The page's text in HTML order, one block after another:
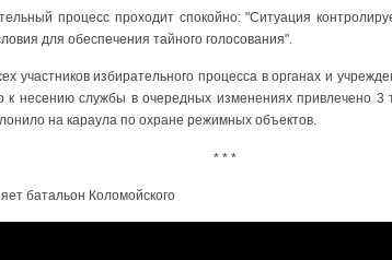
процесс проходит спокойно: "Ситуация
для обеспечения тайного голосования".
участников избирательного процесса в органах и
к несению службы в очередных изменениях привлечено
на караула по охране режимных объектов.
* * *
батальон Коломойского